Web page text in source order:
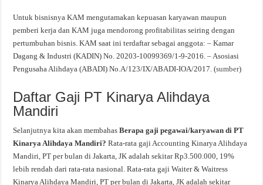
Untuk bisnisnya KAM mengutamakan kepuasan karyawan maupun
pemberi kerja dan KAM juga mendorong profitabilitas seiring dengan
pertumbuhan bisnis. KAM saat ini terdaftar sebagai anggota: – Kamar
Dagang & Industri (KADIN) No. 20203-10099369/1-9-2016. – Asosiasi
Pengusaha Alihdaya (ABADI) No.A/123/IX/ABADI-IOA/2017. (sumber)
Daftar Gaji PT Kinarya Alihdaya
Mandiri
Selanjutnya kita akan membahasBerapa gaji pegawai/karyawan di PT
Kinarya Alihdaya Mandiri?Rata-rata gaji Accounting Kinarya Alihdaya
Mandiri, PT per bulan di Jakarta, JK adalah sekitar Rp3.500.000, 19%
lebih rendah dari rata-rata nasional. Rata-rata gaji Waiter & Waitress
Kinarya Alihdaya Mandiri, PT per bulan di Jakarta, JK adalah sekitar